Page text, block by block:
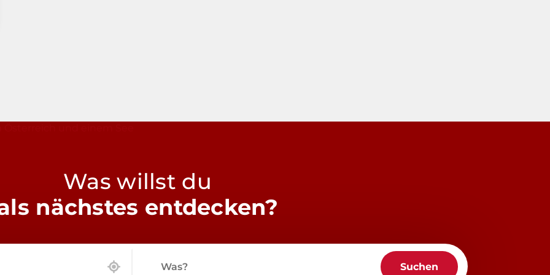
Was willst du
nächstes entdecken?
Was? Suchen